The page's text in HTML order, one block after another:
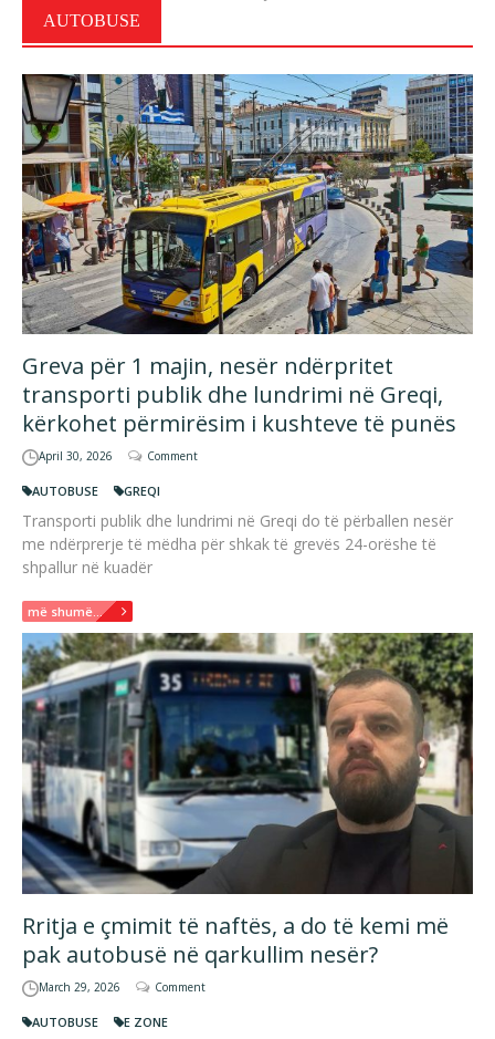
AUTOBUSE
Greva për 1 majin, nesër ndërpritet
transporti publik dhe lundrimi në Greqi,
kërkohet përmirësim i kushteve të punës
April 30, 2026 Comment
AUTOBUSE GREQI
Transporti publik dhe lundrimi në Greqi do të përballen nesër
me ndërprerje të mëdha për shkak të grevës 24-orëshe të
shpallur në kuadër
më shumë...
Rritja e çmimit të naftës, a do të kemi më
pak autobusë në qarkullim nesër?
March 29, 2026 Comment
AUTOBUSE E ZONE